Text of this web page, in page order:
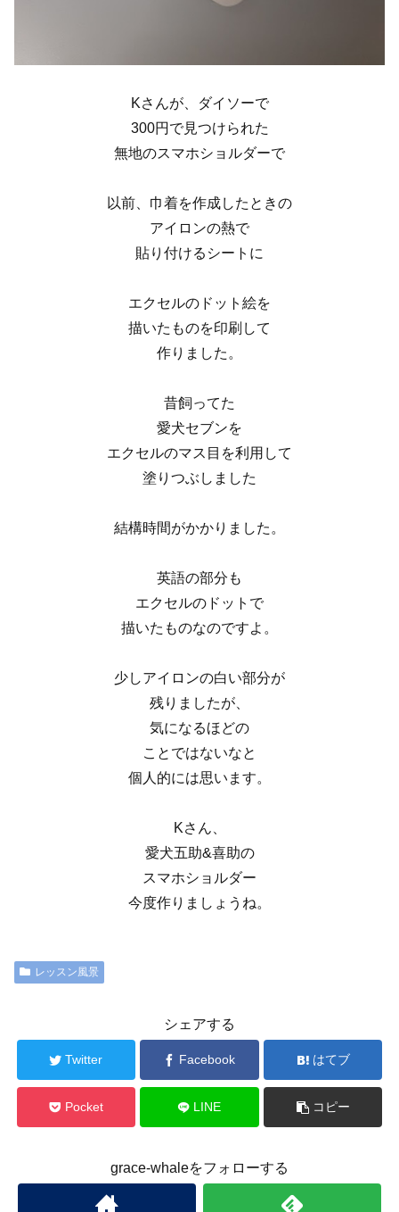
Kさんが、ダイソーで
300円で見つけられた
無地のスマホショルダーで
以前、巾着を作成したときの
アイロンの熱で
貼り付けるシートに
エクセルのドット絵を
描いたものを印刷して
作りました。
昔飼ってた
愛犬セブンを
エクセルのマス目を利用して
塗りつぶしました
結構時間がかかりました。
英語の部分も
エクセルのドットで
描いたものなのですよ。
少しアイロンの白い部分が
残りましたが、
気になるほどの
ことではないなと
個人的には思います。
Kさん、
愛犬五助&喜助の
スマホショルダー
今度作りましょうね。
レッスン風景
シェアする
Twitter Facebook はてブ
Pocket LINE コピー
grace-whaleをフォローする